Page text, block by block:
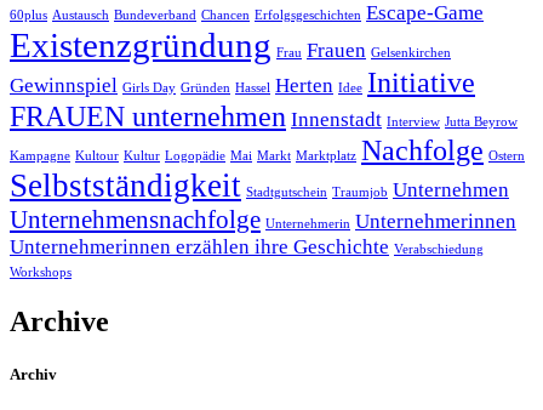
60plus Austausch Bundeverband Chancen Erfolgsgeschichten Escape-Game
Existenzgründung Frau Frauen Gelsenkirchen
Gewinnspiel Girls Day Gründen Hassel Herten Idee Initiative
FRAUEN unternehmen Innenstadt Interview Jutta Beyrow
Kampagne Kultour Kultur Logopädie Mai Markt Marktplatz Nachfolge Ostern
Selbstständigkeit Stadtgutschein Traumjob Unternehmen
Unternehmensnachfolge Unternehmerin Unternehmerinnen
Unternehmerinnen erzählen ihre Geschichte Verabschiedung
Workshops
Archive
Archiv